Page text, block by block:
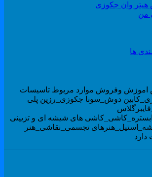
وان جکوزی
ها
وفروش موارد مربوط تاسیسات
دوش_سونا جکوزی_رزین پلی
های شیشه ای و تزیینی
تجسمی_نقاشی_هنر